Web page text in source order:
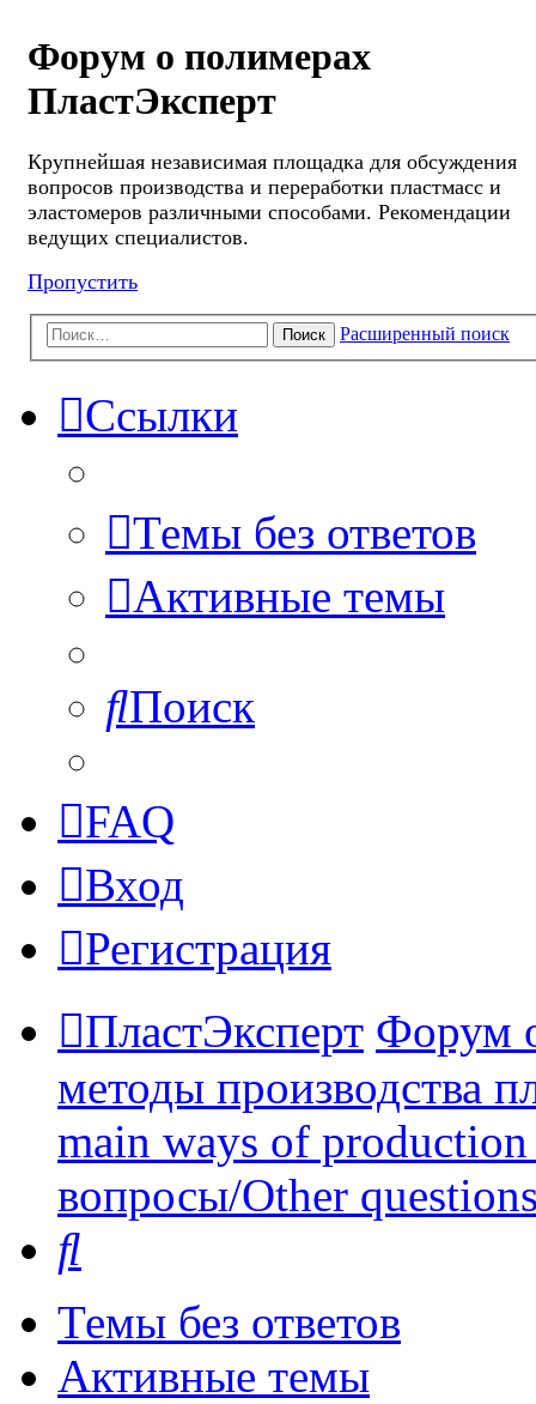
Форум о полимерах
ПластЭксперт
Крупнейшая независимая площадка для обсуждения
вопросов производства и переработки пластмасс и
эластомеров различными способами. Рекомендации
ведущих специалистов.
Пропустить
Поиск Расширенный поиск
Ссылки
Темы без ответов
Активные темы
Поиск
FAQ
Вход
Регистрация
ПластЭксперт Форум
методы производства
main ways of
вопросы/Other
Темы без ответов
Активные темы